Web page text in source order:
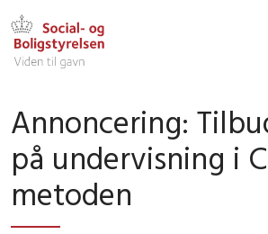
Annoncering:
på undervisning i
metoden